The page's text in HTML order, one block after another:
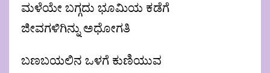
ಮಳೆಯೇ ಬಗ್ಗದು ಭೂಮಿಯ ಕಡೆಗೆ
ಜೀವಗಳಿಗಿನ್ನು ಅಧೋಗತಿ
ಬಣಬಯಲಿನ ಒಳಗೆ ಕುಣಿಯುವ